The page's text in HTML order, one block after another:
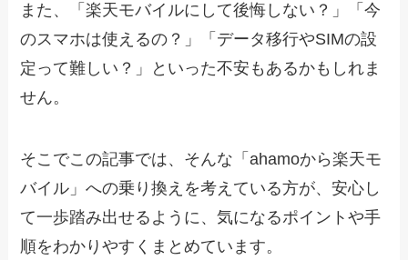
また、「楽天モバイルにして後悔しない？」「今
のスマホは使えるの？」「データ移行やSIMの設
定って難しい？」といった不安もあるかもしれま
せん。
そこでこの記事では、そんな「ahamoから楽天モ
バイル」への乗り換えを考えている方が、安心し
て一歩踏み出せるように、気になるポイントや手
順をわかりやすくまとめています。